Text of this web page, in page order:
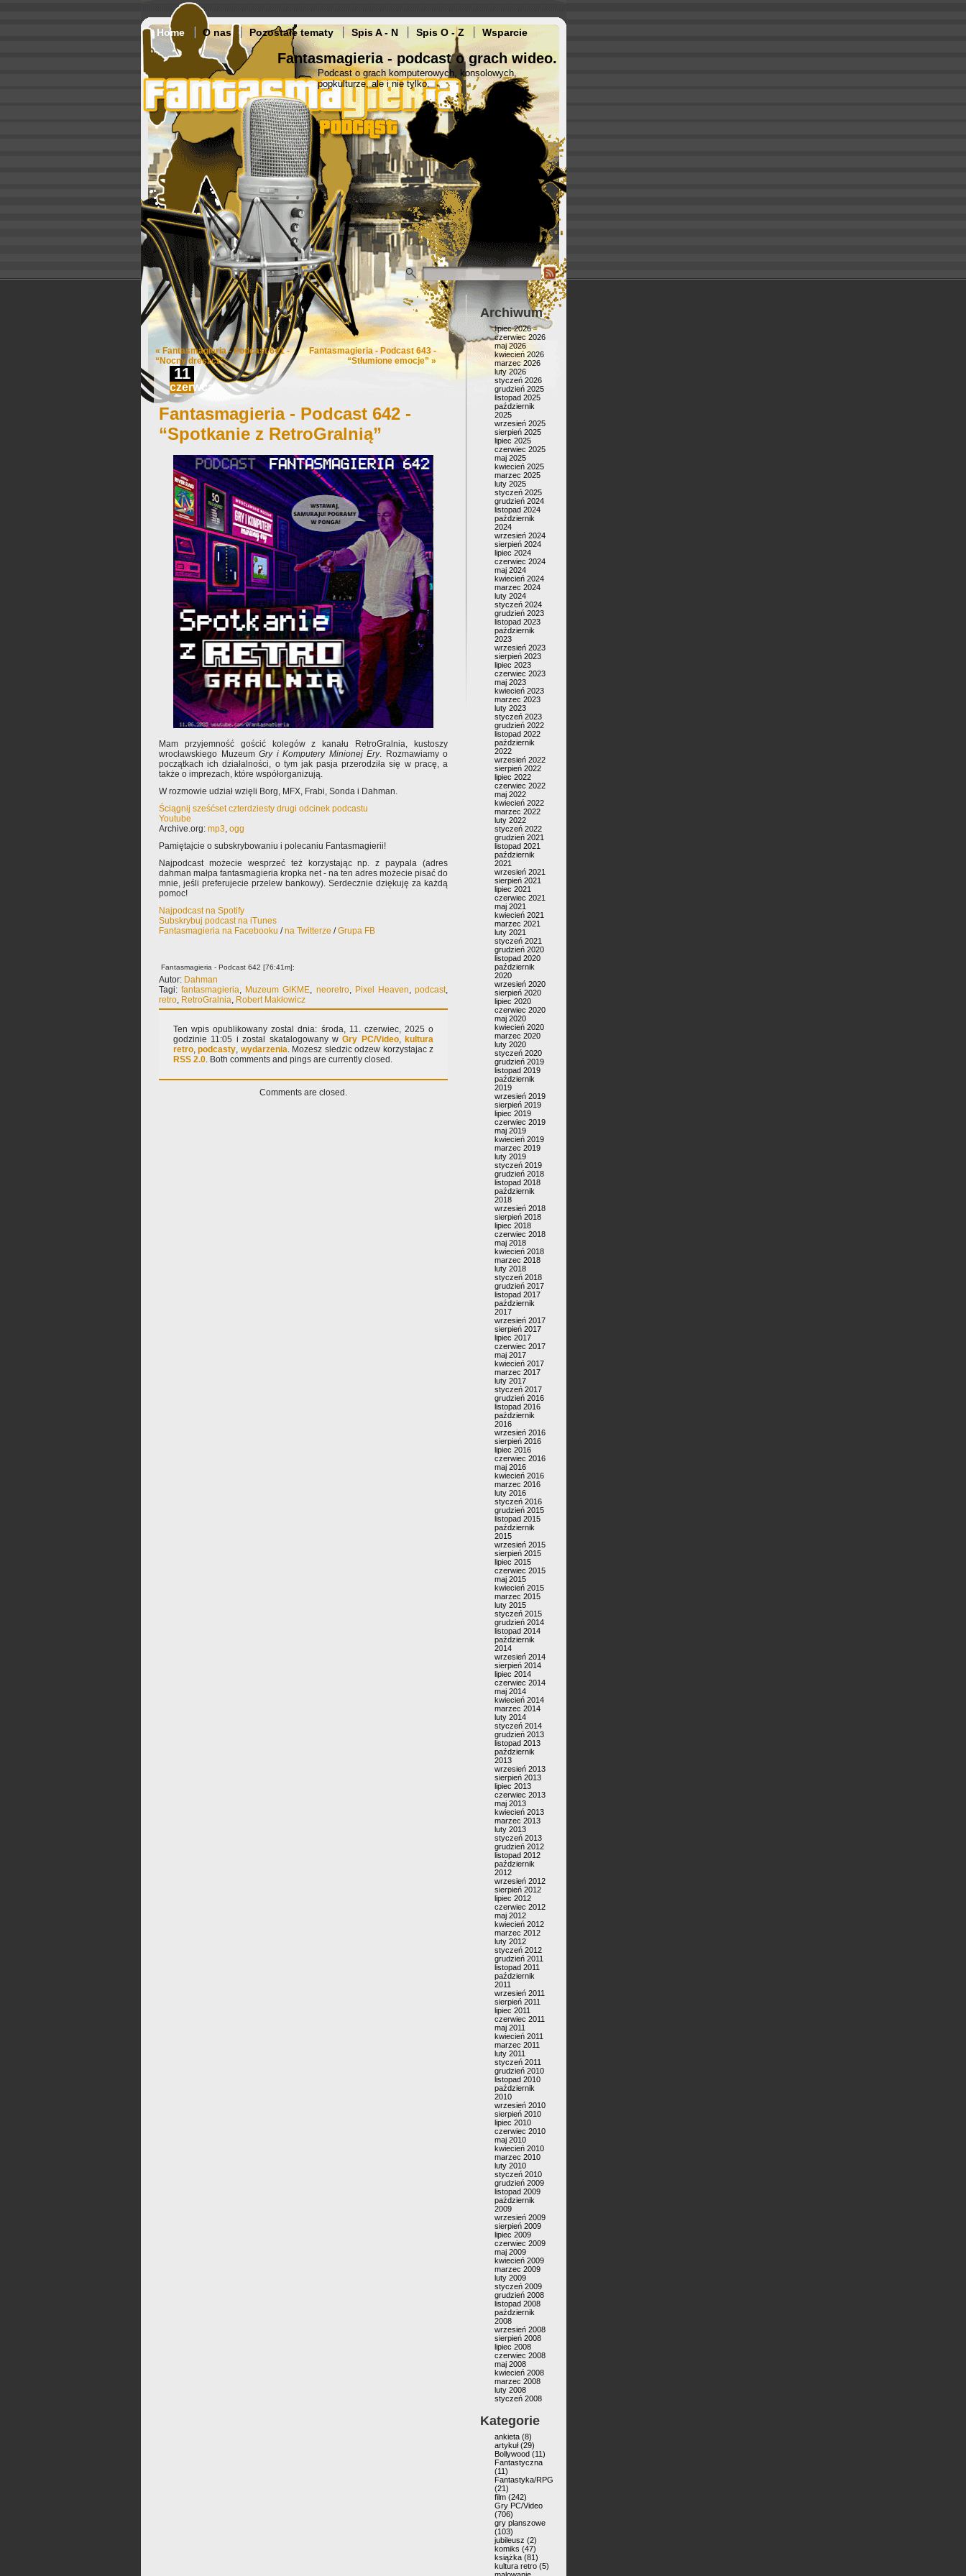
Home O nas Pozostałe tematy Spis A - N Spis O - Z Wsparcie
Fantasmagieria - podcast o grach wideo.
Podcast o grach komputerowych, konsolowych,
popkulturze, ale i nie tylko.
« Fantasmagieria - Podcast 641 -
“Nocny dreszcz”
Fantasmagieria - Podcast 643 -
“Stłumione emocje”»
11
czerwca
Fantasmagieria - Podcast 642 -
“Spotkanie z RetroGralnią”
Mam przyjemność gościć kolegów z kanału RetroGralnia, kustoszy
wrocławskiego Muzeum Gry i Komputery Minionej Ery. Rozmawiamy o
początkach ich działalności, o tym jak pasja przerodziła się w pracę, a
także o imprezach, które współorganizują.
W rozmowie udział wzięli Borg, MFX, Frabi, Sonda i Dahman.
Ściągnij sześćset czterdziesty drugi odcinek podcastu
Youtube
Archive.org: mp3, ogg
Pamiętajcie o subskrybowaniu i polecaniu Fantasmagierii!
Najpodcast możecie wesprzeć też korzystając np. z paypala (adres
dahman małpa fantasmagieria kropka net - na ten adres możecie pisać do
mnie, jeśli preferujecie przelew bankowy). Serdecznie dziękuję za każdą
pomoc!
Najpodcast na Spotify
Subskrybuj podcast na iTunes
Fantasmagieria na Facebooku /na Twitterze /Grupa FB
Fantasmagieria - Podcast 642 [76:41m]:
Autor: Dahman
Tagi:fantasmagieria, Muzeum GIKME, neoretro, Pixel Heaven,podcast,
retro, RetroGralnia, Robert Makłowicz
Ten wpis opublikowany zostal dnia: środa, 11. czerwiec, 2025 o
godzinie 11:05 i zostal skatalogowany wGry PC/Video, kultura
retro,podcasty, wydarzenia. Mozesz sledzic odzew korzystajac z
RSS 2.0. Both comments and pings are currently closed.
Comments are closed.
Archiwum
lipiec 2026
czerwiec 2026
maj 2026
kwiecień 2026
marzec 2026
luty 2026
styczeń 2026
grudzień 2025
listopad 2025
październik
2025
wrzesień 2025
sierpień 2025
lipiec 2025
czerwiec 2025
maj 2025
kwiecień 2025
marzec 2025
luty 2025
styczeń 2025
grudzień 2024
listopad 2024
październik
2024
wrzesień 2024
sierpień 2024
lipiec 2024
czerwiec 2024
maj 2024
kwiecień 2024
marzec 2024
luty 2024
styczeń 2024
grudzień 2023
listopad 2023
październik
2023
wrzesień 2023
sierpień 2023
lipiec 2023
czerwiec 2023
maj 2023
kwiecień 2023
marzec 2023
luty 2023
styczeń 2023
grudzień 2022
listopad 2022
październik
2022
wrzesień 2022
sierpień 2022
lipiec 2022
czerwiec 2022
maj 2022
kwiecień 2022
marzec 2022
luty 2022
styczeń 2022
grudzień 2021
listopad 2021
październik
2021
wrzesień 2021
sierpień 2021
lipiec 2021
czerwiec 2021
maj 2021
kwiecień 2021
marzec 2021
luty 2021
styczeń 2021
grudzień 2020
listopad 2020
październik
2020
wrzesień 2020
sierpień 2020
lipiec 2020
czerwiec 2020
maj 2020
kwiecień 2020
marzec 2020
luty 2020
styczeń 2020
grudzień 2019
listopad 2019
październik
2019
wrzesień 2019
sierpień 2019
lipiec 2019
czerwiec 2019
maj 2019
kwiecień 2019
marzec 2019
luty 2019
styczeń 2019
grudzień 2018
listopad 2018
październik
2018
wrzesień 2018
sierpień 2018
lipiec 2018
czerwiec 2018
maj 2018
kwiecień 2018
marzec 2018
luty 2018
styczeń 2018
grudzień 2017
listopad 2017
październik
2017
wrzesień 2017
sierpień 2017
lipiec 2017
czerwiec 2017
maj 2017
kwiecień 2017
marzec 2017
luty 2017
styczeń 2017
grudzień 2016
listopad 2016
październik
2016
wrzesień 2016
sierpień 2016
lipiec 2016
czerwiec 2016
maj 2016
kwiecień 2016
marzec 2016
luty 2016
styczeń 2016
grudzień 2015
listopad 2015
październik
2015
wrzesień 2015
sierpień 2015
lipiec 2015
czerwiec 2015
maj 2015
kwiecień 2015
marzec 2015
luty 2015
styczeń 2015
grudzień 2014
listopad 2014
październik
2014
wrzesień 2014
sierpień 2014
lipiec 2014
czerwiec 2014
maj 2014
kwiecień 2014
marzec 2014
luty 2014
styczeń 2014
grudzień 2013
listopad 2013
październik
2013
wrzesień 2013
sierpień 2013
lipiec 2013
czerwiec 2013
maj 2013
kwiecień 2013
marzec 2013
luty 2013
styczeń 2013
grudzień 2012
listopad 2012
październik
2012
wrzesień 2012
sierpień 2012
lipiec 2012
czerwiec 2012
maj 2012
kwiecień 2012
marzec 2012
luty 2012
styczeń 2012
grudzień 2011
listopad 2011
październik
2011
wrzesień 2011
sierpień 2011
lipiec 2011
czerwiec 2011
maj 2011
kwiecień 2011
marzec 2011
luty 2011
styczeń 2011
grudzień 2010
listopad 2010
październik
2010
wrzesień 2010
sierpień 2010
lipiec 2010
czerwiec 2010
maj 2010
kwiecień 2010
marzec 2010
luty 2010
styczeń 2010
grudzień 2009
listopad 2009
październik
2009
wrzesień 2009
sierpień 2009
lipiec 2009
czerwiec 2009
maj 2009
kwiecień 2009
marzec 2009
luty 2009
styczeń 2009
grudzień 2008
listopad 2008
październik
2008
wrzesień 2008
sierpień 2008
lipiec 2008
czerwiec 2008
maj 2008
kwiecień 2008
marzec 2008
luty 2008
styczeń 2008
Kategorie
ankieta (8)
artykuł(29)
Bollywood (11)
Fantastyczna
(11)
Fantastyka/RPG
(21)
film (242)
Gry PC/Video
(706)
gry planszowe
(103)
jubileusz (2)
komiks (47)
książka (81)
kultura retro (5)